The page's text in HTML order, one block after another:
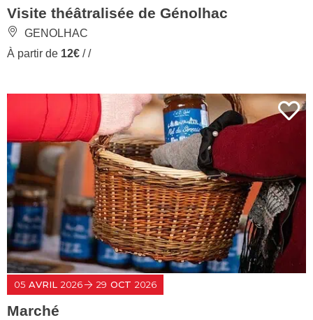
Visite théâtralisée de Génolhac
GENOLHAC
À partir de 12€ / /
05 AVRIL 2026 29 OCT 2026
Marché